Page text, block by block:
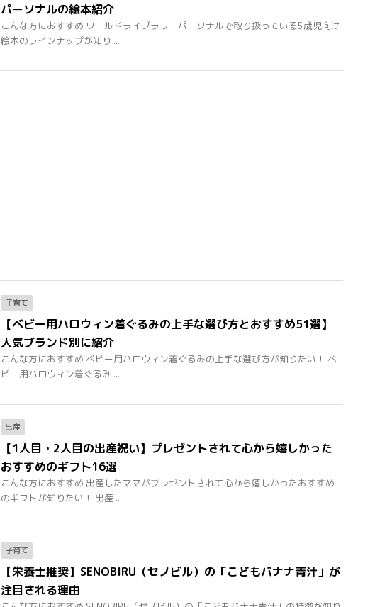
パーソナルの絵本紹介
こんな方におすすめ ワールドライブラリーパーソナルで取り扱っている5歳児向け
絵本のラインナップが知り ...
子育て
【ベビー用ハロウィン着ぐるみの上手な選び方とおすすめ51選】
人気ブランド別に紹介
こんな方におすすめ ベビー用ハロウィン着ぐるみの上手な選び方が知りたい！ ベ
ビー用ハロウィン着ぐるみ ...
出産
【1人目・2人目の出産祝い】プレゼントされて心から嬉しかった
おすすめのギフト16選
こんな方におすすめ 出産したママがプレゼントされて心から嬉しかったおすすめ
のギフトが知りたい！ 出産 ...
子育て
【栄養士推奨】SENOBIRU（セノビル）の「こどもバナナ青汁」が
注目される理由